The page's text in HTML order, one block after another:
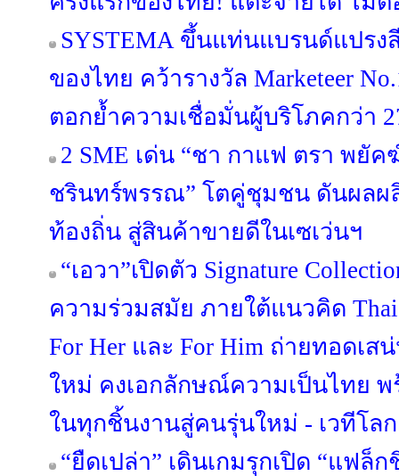
SYSTEMA ขึ้นแท่นแบรนด์แปร
ของไทย คว้ารางวัล Marketeer
ตอกย้ำความเชื่อมั่นผู้บริโภคกว่า
2 SME เด่น “ชา กาแฟ ตรา พยั
ชรินทร์พรรณ” โตคู่ชุมชน ดันผลผ
ท้องถิ่น สู่สินค้าขายดีในเซเว่นฯ
“เอวา”เปิดตัว Signature
ความร่วมสมัย ภายใต้แนวคิด Thai
For Her และ For Him ถ่ายทอดเ
ใหม่ คงเอกลักษณ์ความเป็นไทย
ในทุกชิ้นงานสู่คนรุ่นใหม่ - เวทีโลก
“ยืดเปล่า” เดินเกมรุกเปิด “แฟ